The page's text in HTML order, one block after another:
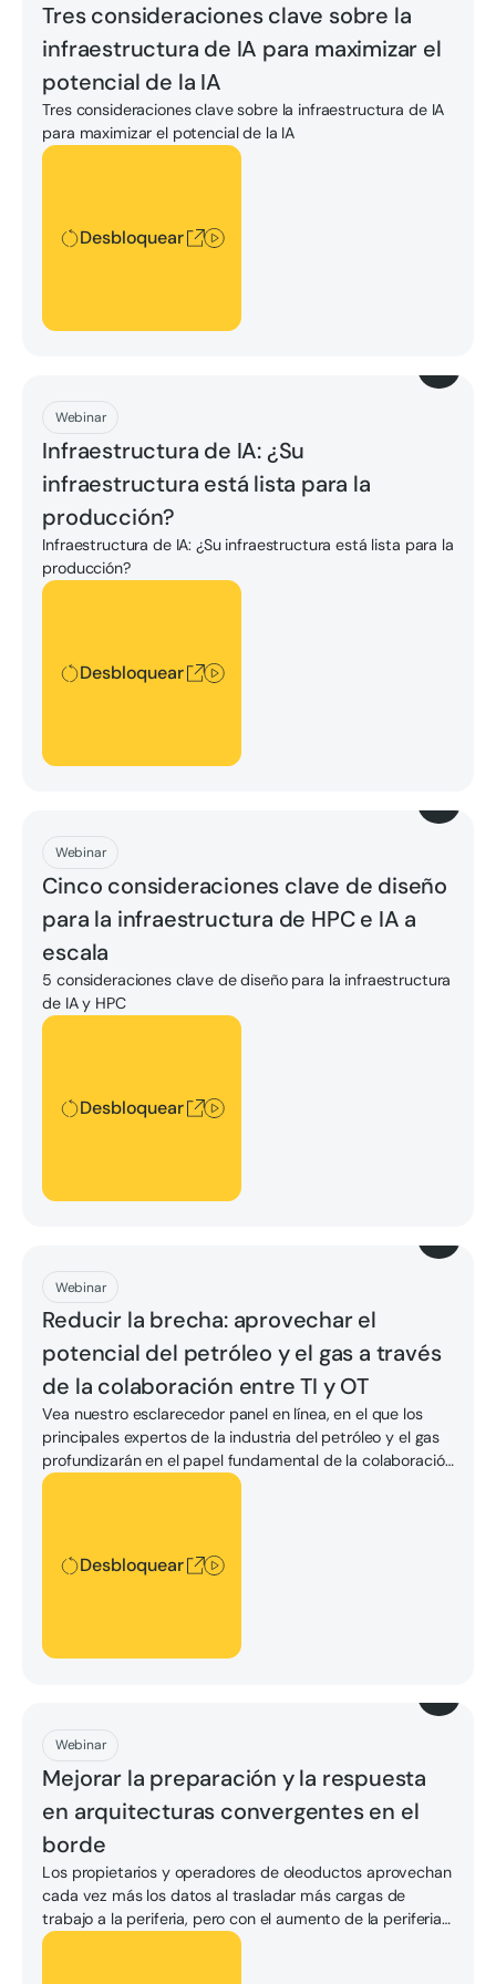
Tres consideraciones clave sobre la
infraestructura de IA para maximizar el
potencial de la IA
Tres consideraciones clave sobre la infraestructura de IA
para maximizar el potencial de la IA
Desbloquear
Desbloquear
Webinar
Infraestructura de IA: ¿Su
infraestructura está lista para la
producción?
Infraestructura de IA: ¿Su infraestructura está lista para la
producción?
Desbloquear
Desbloquear
Descargar
Webinar
Cinco consideraciones clave de diseño
para la infraestructura de HPC e IA a
escala
5 consideraciones clave de diseño para la infraestructura
de IA y HPC
Desbloquear
Desbloquear
Descargar
Webinar
Reducir la brecha: aprovechar el
potencial del petróleo y el gas a través
de la colaboración entre TI y OT
Vea nuestro esclarecedor panel en línea, en el que los
principales expertos de la industria del petróleo y el gas
profundizarán en el papel fundamental de la colaboración
entre TI y OT. Esta asociación es clave para optimizar las
Desbloquear
Desbloquear
Descargar
Webinar
Mejorar la preparación y la respuesta
en arquitecturas convergentes en el
borde
Los propietarios y operadores de oleoductos aprovechan
cada vez más los datos al trasladar más cargas de
trabajo a la periferia, pero con el aumento de la periferia
se incrementa la superficie de ataque. Los titulares
Desbloquear
Descargar